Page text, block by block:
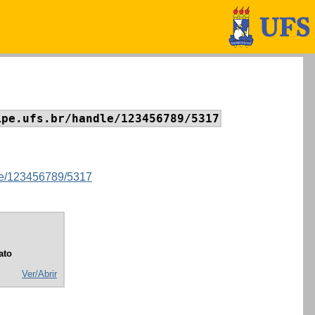
handle/123456789/5317
123456789/5317
Ver/Abrir